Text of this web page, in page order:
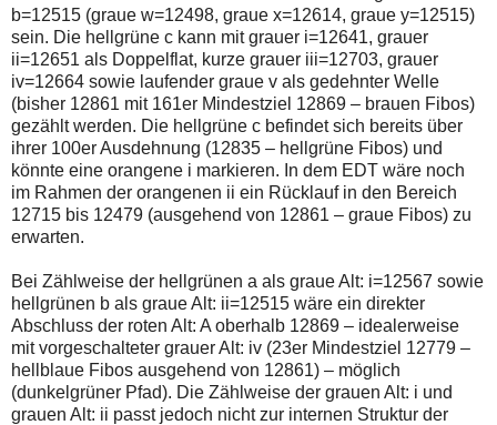
b=12515 (graue w=12498, graue x=12614, graue y=12515)
sein. Die hellgrüne c kann mit grauer i=12641, grauer
ii=12651 als Doppelflat, kurze grauer iii=12703, grauer
iv=12664 sowie laufender graue v als gedehnter Welle
(bisher 12861 mit 161er Mindestziel 12869 – brauen Fibos)
gezählt werden. Die hellgrüne c befindet sich bereits über
ihrer 100er Ausdehnung (12835 – hellgrüne Fibos) und
könnte eine orangene i markieren. In dem EDT wäre noch
im Rahmen der orangenen ii ein Rücklauf in den Bereich
12715 bis 12479 (ausgehend von 12861 – graue Fibos) zu
erwarten.
Bei Zählweise der hellgrünen a als graue Alt: i=12567 sowie
hellgrünen b als graue Alt: ii=12515 wäre ein direkter
Abschluss der roten Alt: A oberhalb 12869 – idealerweise
mit vorgeschalteter grauer Alt: iv (23er Mindestziel 12779 –
hellblaue Fibos ausgehend von 12861) – möglich
(dunkelgrüner Pfad). Die Zählweise der grauen Alt: i und
grauen Alt: ii passt jedoch nicht zur internen Struktur der